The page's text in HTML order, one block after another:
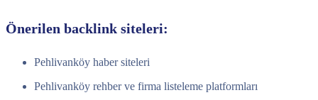
Önerilen backlink siteleri:
Pehlivanköy haber siteleri
Pehlivanköy rehber ve firma listeleme platformları